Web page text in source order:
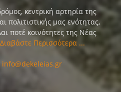
κεντρική αρτηρία της
πολιτιστικής μας ενότητας,
ποτέ κοινότητες της Νέας
Διαβάστε Περισσότερα ...
info@dekeleias.gr